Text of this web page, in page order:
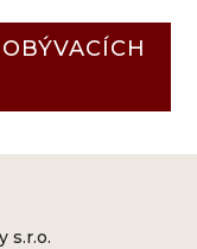
s.r.o.